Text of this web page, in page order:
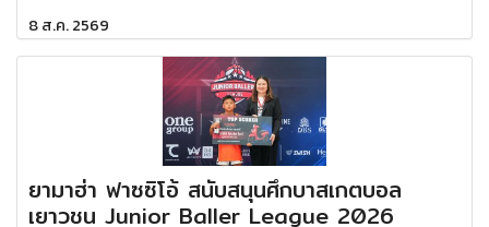
8 ส.ค. 2569
ยามาฮ่า ฟาซซิโอ้ สนับสนุนศึกบาสเกตบอล
เยาวชน Junior Baller League 2026